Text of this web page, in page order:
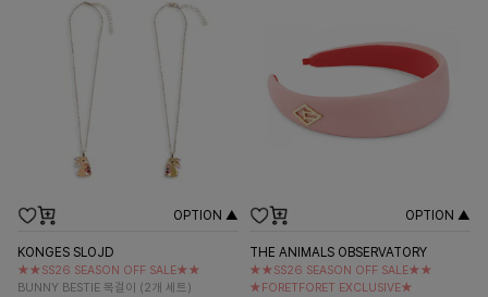
OPTION ▲
KONGES SLOJD
★★SS26 SEASON OFF SALE★★
BUNNY BESTIE 목걸이 (2개 세트)
OPTION ▲
THE ANIMALS OBSERVATORY
★★SS26 SEASON OFF SALE★★
★FORETFORET EXCLUSIVE★